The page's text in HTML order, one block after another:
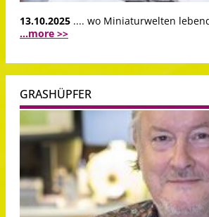
13.10.2025 .... wo Miniaturwelten
...more >>
GRASHÜPFER